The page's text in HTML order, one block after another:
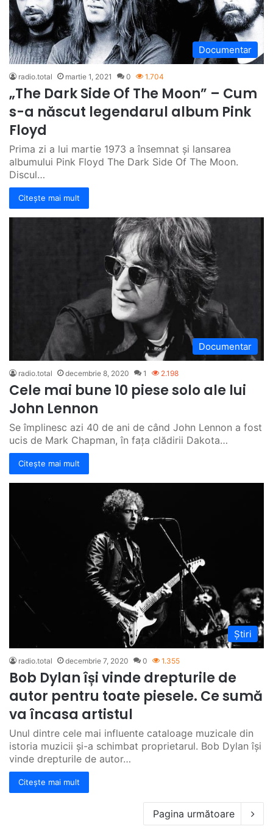
Documentar
radio.total martie 1, 2021 0 1.704
„The Dark Side Of The Moon” – Cum
s-a născut legendarul album Pink
Floyd
Prima zi a lui martie 1973 a însemnat și lansarea
albumului Pink Floyd The Dark Side Of The Moon.
Discul…
Citește mai mult
Documentar
radio.total decembrie 8, 2020 1 2.198
Cele mai bune 10 piese solo ale lui
John Lennon
Se împlinesc azi 40 de ani de când John Lennon a fost
ucis de Mark Chapman, în fața clădirii Dakota…
Citește mai mult
Știri
radio.total decembrie 7, 2020 0 1.355
Bob Dylan își vinde drepturile de
autor pentru toate piesele. Ce sumă
va încasa artistul
Unul dintre cele mai influente cataloage muzicale din
istoria muzicii și-a schimbat proprietarul. Bob Dylan își
vinde drepturile de autor…
Citește mai mult
Pagina următoare